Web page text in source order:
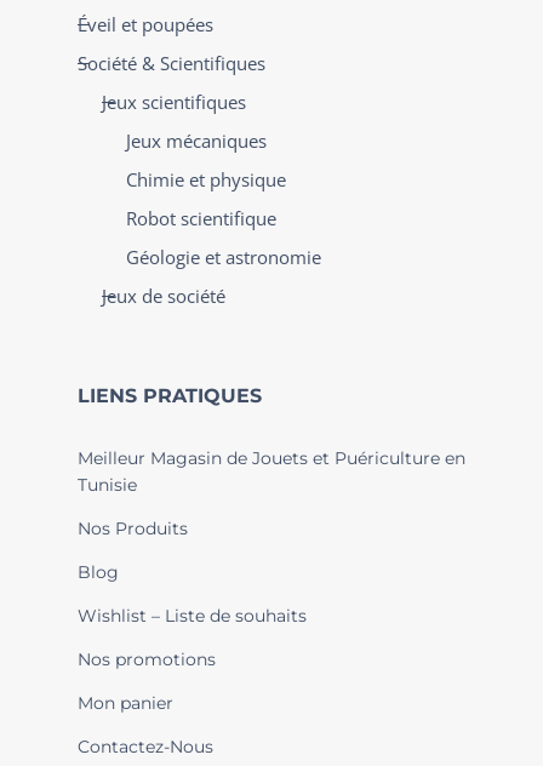
Éveil et poupées
Société & Scientifiques
Jeux scientifiques
Jeux mécaniques
Chimie et physique
Robot scientifique
Géologie et astronomie
Jeux de société
LIENS PRATIQUES
Meilleur Magasin de Jouets et Puériculture en
Tunisie
Nos Produits
Blog
Wishlist – Liste de souhaits
Nos promotions
Mon panier
Contactez-Nous